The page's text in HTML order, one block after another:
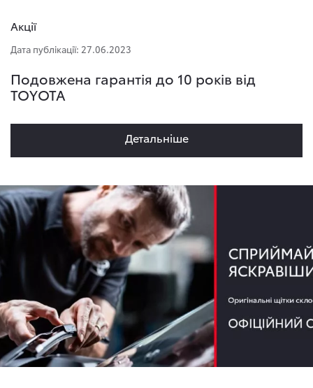
Акції
Дата публікації: 27.06.2023
Подовжена гарантія до 10 років від
TOYOTA
Детальнiше